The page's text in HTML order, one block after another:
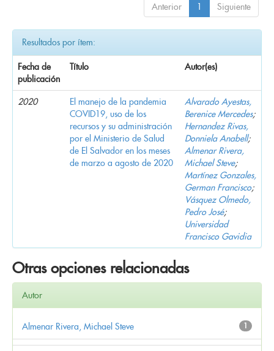
Anterior 1 Siguiente
Resultados por ítem:
Fecha de
publicación
Título Autor(es)
2020
El manejo de la pandemia
COVID19, uso de los
recursos y su administración
por el Ministerio de Salud
de El Salvador en los meses
de marzo a agosto de 2020
Alvarado Ayestas,
Berenice Mercedes;
Hernandez Rivas,
Donniela Anabell;
Almenar Rivera,
Michael Steve;
Martínez Gonzales,
German Francisco;
Vásquez Olmedo,
Pedro José;
Universidad
Francisco Gavidia
Otras opciones relacionadas
Autor
1
Almenar Rivera, Michael Steve